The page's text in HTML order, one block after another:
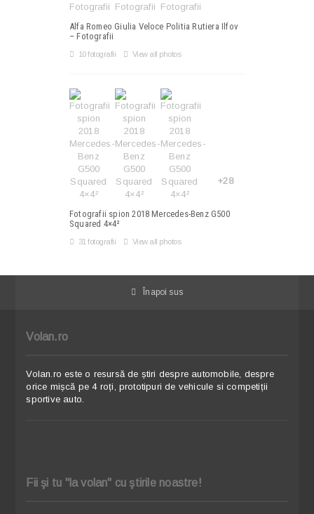
Alfa Romeo Giulia Veloce Politia Rutiera Ilfov
– Fotografii
10 fotografii View all photos
+28
Fotografii spion 2018 Mercedes-Benz G500
Squared 4×4²
31 fotografii View all photos
Înapoi sus
Volan.ro
Volan.ro este o resursă de știri despre automobile, despre
orice mișcă pe 4 roți, prototipuri de vehicule si competiții
sportive auto.
Fii şi tu "la volan" cu ştirile noastre!